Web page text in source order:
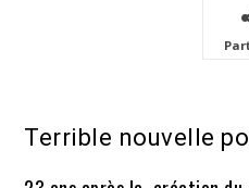
Terrible nouvelle